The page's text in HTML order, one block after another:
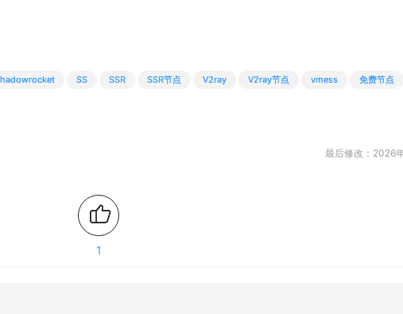
SS SSR SSR节点 V2ray V2ray节点 vmess
免费节点
最后修改：2026
1